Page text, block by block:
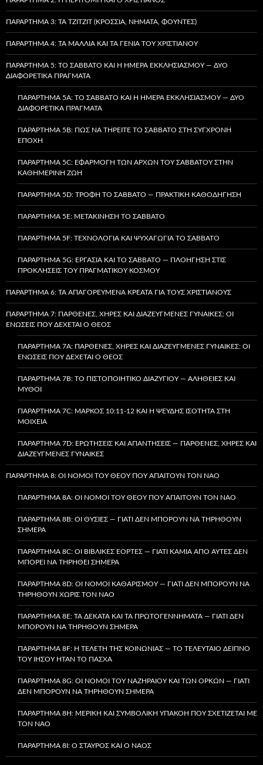
ΠΑΡΆΡΤΗΜΑ 3: ΤΑ TZITZIT (ΚΡΌΣΣΙΑ, ΝΉΜΑΤΑ, ΦΟΎΝΤΕΣ)
ΠΑΡΆΡΤΗΜΑ 4: ΤΑ ΜΑΛΛΙΆ ΚΑΙ ΤΑ ΓΈΝΙΑ ΤΟΥ ΧΡΙΣΤΙΑΝΟΎ
ΠΑΡΆΡΤΗΜΑ 5: ΤΟ ΣΆΒΒΑΤΟ ΚΑΙ Η ΗΜΈΡΑ ΕΚΚΛΗΣΙΑΣΜΟΎ — ΔΎΟ
ΔΙΑΦΟΡΕΤΙΚΆ ΠΡΆΓΜΑΤΑ
ΠΑΡΆΡΤΗΜΑ 5A: ΤΟ ΣΆΒΒΑΤΟ ΚΑΙ Η ΗΜΈΡΑ ΕΚΚΛΗΣΙΑΣΜΟΎ — ΔΎΟ
ΔΙΑΦΟΡΕΤΙΚΆ ΠΡΆΓΜΑΤΑ
ΠΑΡΆΡΤΗΜΑ 5B: ΠΏΣ ΝΑ ΤΗΡΕΊΤΕ ΤΟ ΣΆΒΒΑΤΟ ΣΤΗ ΣΎΓΧΡΟΝΗ
ΕΠΟΧΉ
ΠΑΡΆΡΤΗΜΑ 5C: ΕΦΑΡΜΟΓΉ ΤΩΝ ΑΡΧΏΝ ΤΟΥ ΣΑΒΒΆΤΟΥ ΣΤΗΝ
ΚΑΘΗΜΕΡΙΝΉ ΖΩΉ
ΠΑΡΆΡΤΗΜΑ 5D: ΤΡΟΦΉ ΤΟ ΣΆΒΒΑΤΟ — ΠΡΑΚΤΙΚΉ ΚΑΘΟΔΉΓΗΣΗ
ΠΑΡΆΡΤΗΜΑ 5E: ΜΕΤΑΚΊΝΗΣΗ ΤΟ ΣΆΒΒΑΤΟ
ΠΑΡΆΡΤΗΜΑ 5F: ΤΕΧΝΟΛΟΓΊΑ ΚΑΙ ΨΥΧΑΓΩΓΊΑ ΤΟ ΣΆΒΒΑΤΟ
ΠΑΡΆΡΤΗΜΑ 5G: ΕΡΓΑΣΊΑ ΚΑΙ ΤΟ ΣΆΒΒΑΤΟ — ΠΛΟΉΓΗΣΗ ΣΤΙΣ
ΠΡΟΚΛΉΣΕΙΣ ΤΟΥ ΠΡΑΓΜΑΤΙΚΟΎ ΚΌΣΜΟΥ
ΠΑΡΆΡΤΗΜΑ 6: ΤΑ ΑΠΑΓΟΡΕΥΜΈΝΑ ΚΡΈΑΤΑ ΓΙΑ ΤΟΥΣ ΧΡΙΣΤΙΑΝΟΎΣ
ΠΑΡΆΡΤΗΜΑ 7: ΠΑΡΘΈΝΕΣ, ΧΉΡΕΣ ΚΑΙ ΔΙΑΖΕΥΓΜΈΝΕΣ ΓΥΝΑΊΚΕΣ: ΟΙ
ΕΝΏΣΕΙΣ ΠΟΥ ΔΈΧΕΤΑΙ Ο ΘΕΌΣ
ΠΑΡΆΡΤΗΜΑ 7A: ΠΑΡΘΈΝΕΣ, ΧΉΡΕΣ ΚΑΙ ΔΙΑΖΕΥΓΜΈΝΕΣ ΓΥΝΑΊΚΕΣ: ΟΙ
ΕΝΏΣΕΙΣ ΠΟΥ ΔΈΧΕΤΑΙ Ο ΘΕΌΣ
ΠΑΡΆΡΤΗΜΑ 7B: ΤΟ ΠΙΣΤΟΠΟΙΗΤΙΚΌ ΔΙΑΖΥΓΊΟΥ — ΑΛΉΘΕΙΕΣ ΚΑΙ
ΜΎΘΟΙ
ΠΑΡΆΡΤΗΜΑ 7C: ΜΆΡΚΟΣ 10:11-12 ΚΑΙ Η ΨΕΥΔΉΣ ΙΣΌΤΗΤΑ ΣΤΗ
ΜΟΙΧΕΊΑ
ΠΑΡΆΡΤΗΜΑ 7D: ΕΡΩΤΉΣΕΙΣ ΚΑΙ ΑΠΑΝΤΉΣΕΙΣ — ΠΑΡΘΈΝΕΣ, ΧΉΡΕΣ ΚΑΙ
ΔΙΑΖΕΥΓΜΈΝΕΣ ΓΥΝΑΊΚΕΣ
ΠΑΡΆΡΤΗΜΑ 8: ΟΙ ΝΌΜΟΙ ΤΟΥ ΘΕΟΎ ΠΟΥ ΑΠΑΙΤΟΎΝ ΤΟΝ ΝΑΌ
ΠΑΡΆΡΤΗΜΑ 8A: ΟΙ ΝΌΜΟΙ ΤΟΥ ΘΕΟΎ ΠΟΥ ΑΠΑΙΤΟΎΝ ΤΟΝ ΝΑΌ
ΠΑΡΆΡΤΗΜΑ 8B: ΟΙ ΘΥΣΊΕΣ — ΓΙΑΤΊ ΔΕΝ ΜΠΟΡΟΎΝ ΝΑ ΤΗΡΗΘΟΎΝ
ΣΉΜΕΡΑ
ΠΑΡΆΡΤΗΜΑ 8C: ΟΙ ΒΙΒΛΙΚΈΣ ΕΟΡΤΈΣ — ΓΙΑΤΊ ΚΑΜΊΑ ΑΠΌ ΑΥΤΈΣ ΔΕΝ
ΜΠΟΡΕΊ ΝΑ ΤΗΡΗΘΕΊ ΣΉΜΕΡΑ
ΠΑΡΆΡΤΗΜΑ 8D: ΟΙ ΝΌΜΟΙ ΚΑΘΑΡΙΣΜΟΎ — ΓΙΑΤΊ ΔΕΝ ΜΠΟΡΟΎΝ ΝΑ
ΤΗΡΗΘΟΎΝ ΧΩΡΊΣ ΤΟΝ ΝΑΌ
ΠΑΡΆΡΤΗΜΑ 8E: ΤΑ ΔΈΚΑΤΑ ΚΑΙ ΤΑ ΠΡΩΤΟΓΕΝΝΉΜΑΤΑ — ΓΙΑΤΊ ΔΕΝ
ΜΠΟΡΟΎΝ ΝΑ ΤΗΡΗΘΟΎΝ ΣΉΜΕΡΑ
ΠΑΡΆΡΤΗΜΑ 8F: Η ΤΕΛΕΤΉ ΤΗΣ ΚΟΙΝΩΝΊΑΣ — ΤΟ ΤΕΛΕΥΤΑΊΟ ΔΕΊΠΝΟ
ΤΟΥ ΙΗΣΟΎ ΉΤΑΝ ΤΟ ΠΆΣΧΑ
ΠΑΡΆΡΤΗΜΑ 8G: ΟΙ ΝΌΜΟΙ ΤΟΥ ΝΑΖΗΡΑΊΟΥ ΚΑΙ ΤΩΝ ΌΡΚΩΝ — ΓΙΑΤΊ
ΔΕΝ ΜΠΟΡΟΎΝ ΝΑ ΤΗΡΗΘΟΎΝ ΣΉΜΕΡΑ
ΠΑΡΆΡΤΗΜΑ 8H: ΜΕΡΙΚΉ ΚΑΙ ΣΥΜΒΟΛΙΚΉ ΥΠΑΚΟΉ ΠΟΥ ΣΧΕΤΊΖΕΤΑΙ ΜΕ
ΤΟΝ ΝΑΌ
ΠΑΡΆΡΤΗΜΑ 8I: Ο ΣΤΑΥΡΌΣ ΚΑΙ Ο ΝΑΌΣ